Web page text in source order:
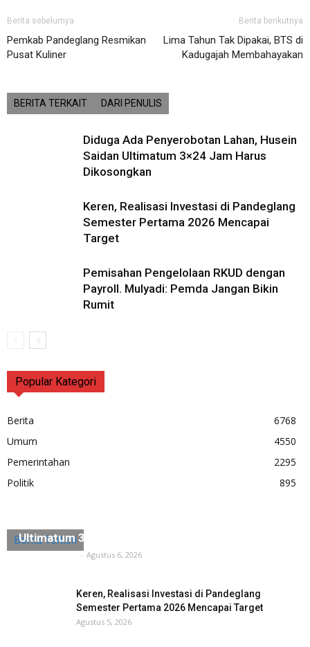
Berita sebelumya
Pemkab Pandeglang Resmikan
Pusat Kuliner
Berita berikutnya
Lima Tahun Tak Dipakai, BTS di
Kadugajah Membahayakan
BERITA TERKAIT DARI PENULIS
Diduga Ada Penyerobotan Lahan, Husein
Saidan Ultimatum 3×24 Jam Harus
Dikosongkan
Keren, Realisasi Investasi di Pandeglang
Semester Pertama 2026 Mencapai
Target
Pemisahan Pengelolaan RKUD dengan
Payroll. Mulyadi: Pemda Jangan Bikin
Rumit
Popular Kategori
Berita
6768
Umum
4550
Pemerintahan
2295
Politik
895
Berita Terkini
Ultimatum 3×24 Jam Harus Dikosongkan
- Agustus 6, 2026
Keren, Realisasi Investasi di Pandeglang
Semester Pertama 2026 Mencapai Target
Agustus 5, 2026